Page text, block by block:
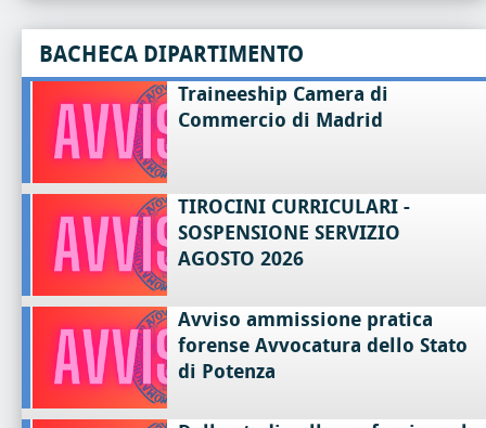
BACHECA DIPARTIMENTO
Traineeship Camera di
Commercio di Madrid
TIROCINI CURRICULARI -
SOSPENSIONE SERVIZIO
AGOSTO 2026
Avviso ammissione pratica
forense Avvocatura dello Stato
di Potenza